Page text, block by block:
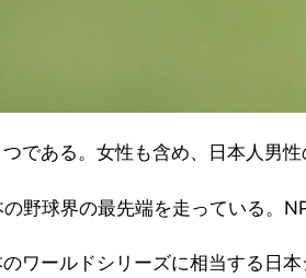
である。女性も含め、日本人男
の野球界の最先端を走っている。
ワールドシリーズに相当する日